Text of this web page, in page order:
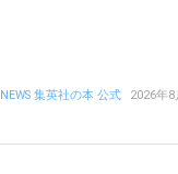
NEWS 集英社の本 公式 2026年8